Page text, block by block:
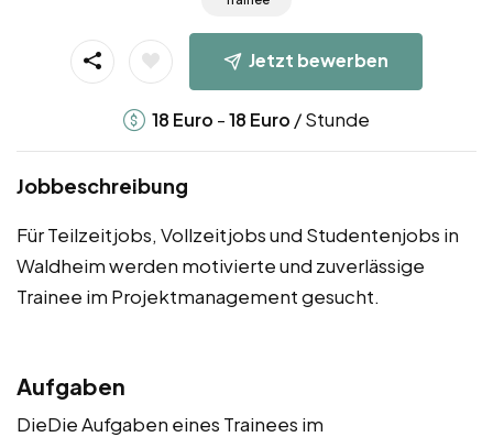
Jetzt bewerben
18 Euro -18 Euro / Stunde
Jobbeschreibung
Für Teilzeitjobs, Vollzeitjobs und Studentenjobs in
Waldheim werden motivierte und zuverlässige
Trainee im Projektmanagement gesucht.
Aufgaben
DieDie Aufgaben eines Trainees im